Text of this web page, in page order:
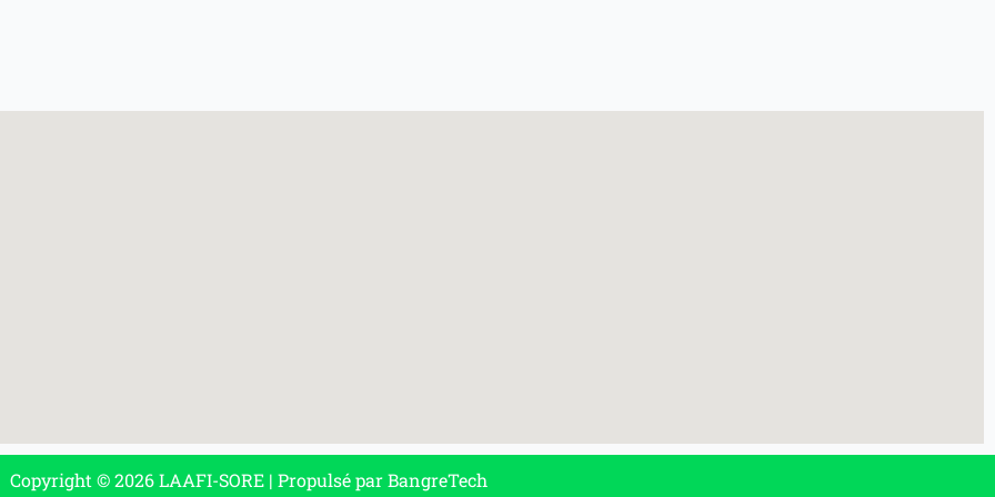
Copyright © 2026 LAAFI-SORE | Propulsé par BangreTech